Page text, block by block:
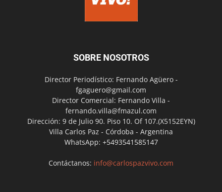
SOBRE NOSOTROS
Director Periodístico: Fernando Agüero -
fgaguero@gmail.com
Director Comercial: Fernando Villa -
fernando.villa@fmazul.com
Dirección: 9 de Julio 90. Piso 10. Of 107.(X5152EYN)
Villa Carlos Paz - Córdoba - Argentina
WhatsApp: +5493541585147
Contáctanos: info@carlospazvivo.com